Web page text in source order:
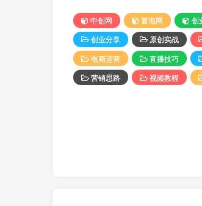
中创网 冒泡网 创
创业分享
原创实战
电商运营
直播技巧
营销思路
视频教程